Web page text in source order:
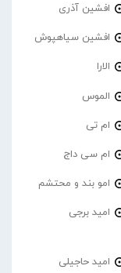
افشین آذری
افشین سیاهپوش
الارا
الموس
ام تی
ام سی داج
امو بند و محتشم
امید برجی
امید حاجیلی